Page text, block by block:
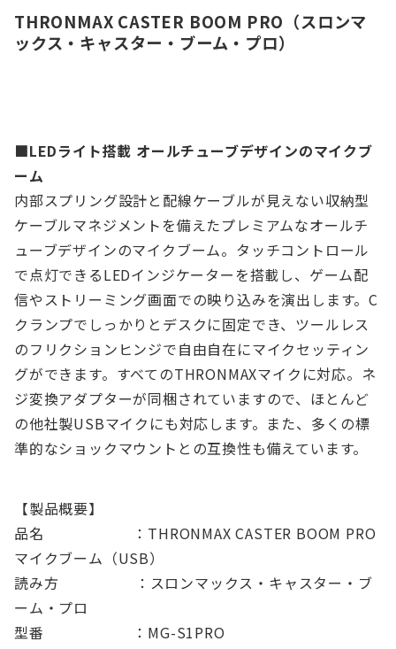
THRONMAX CASTER BOOM PRO（スロンマ
ックス・キャスター・ブーム・プロ）
■LEDライト搭載 オールチューブデザインのマイクブ
ーム
内部スプリング設計と配線ケーブルが見えない収納型
ケーブルマネジメントを備えたプレミアムなオールチ
ューブデザインのマイクブーム。タッチコントロール
で点灯できるLEDインジケーターを搭載し、ゲーム配
信やストリーミング画面での映り込みを演出します。C
クランプでしっかりとデスクに固定でき、ツールレス
のフリクションヒンジで自由自在にマイクセッティン
グができます。すべてのTHRONMAXマイクに対応。ネ
ジ変換アダプターが同梱されていますので、ほとんど
の他社製USBマイクにも対応します。また、多くの標
準的なショックマウントとの互換性も備えています。
【製品概要】
品名 ：THRONMAX CASTER BOOM PRO
マイクブーム（USB）
読み方 ：スロンマックス・キャスター・ブ
ーム・プロ
型番 ：MG-S1PRO